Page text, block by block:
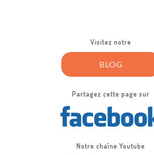
Visitez notre
BLOG
Partagez cette page sur
Notre chaîne Youtube